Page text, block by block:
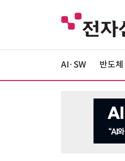
AI·SW 반도체